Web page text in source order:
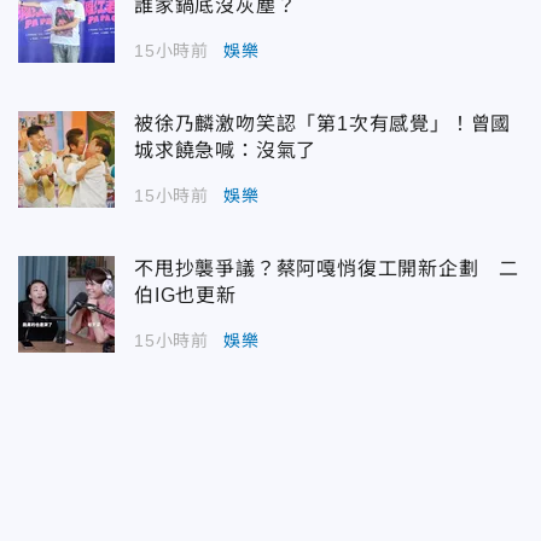
誰家鍋底沒灰塵？
15小時前 娛樂
被徐乃麟激吻笑認「第1次有感覺」！曾國
城求饒急喊：沒氣了
15小時前 娛樂
不甩抄襲爭議？蔡阿嘎悄復工開新企劃 二
伯IG也更新
15小時前 娛樂